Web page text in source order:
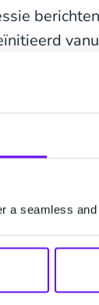
a seamless
een
kun je
je met je
gesprek